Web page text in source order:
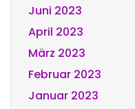
Juni 2023
April 2023
März 2023
Februar 2023
Januar 2023